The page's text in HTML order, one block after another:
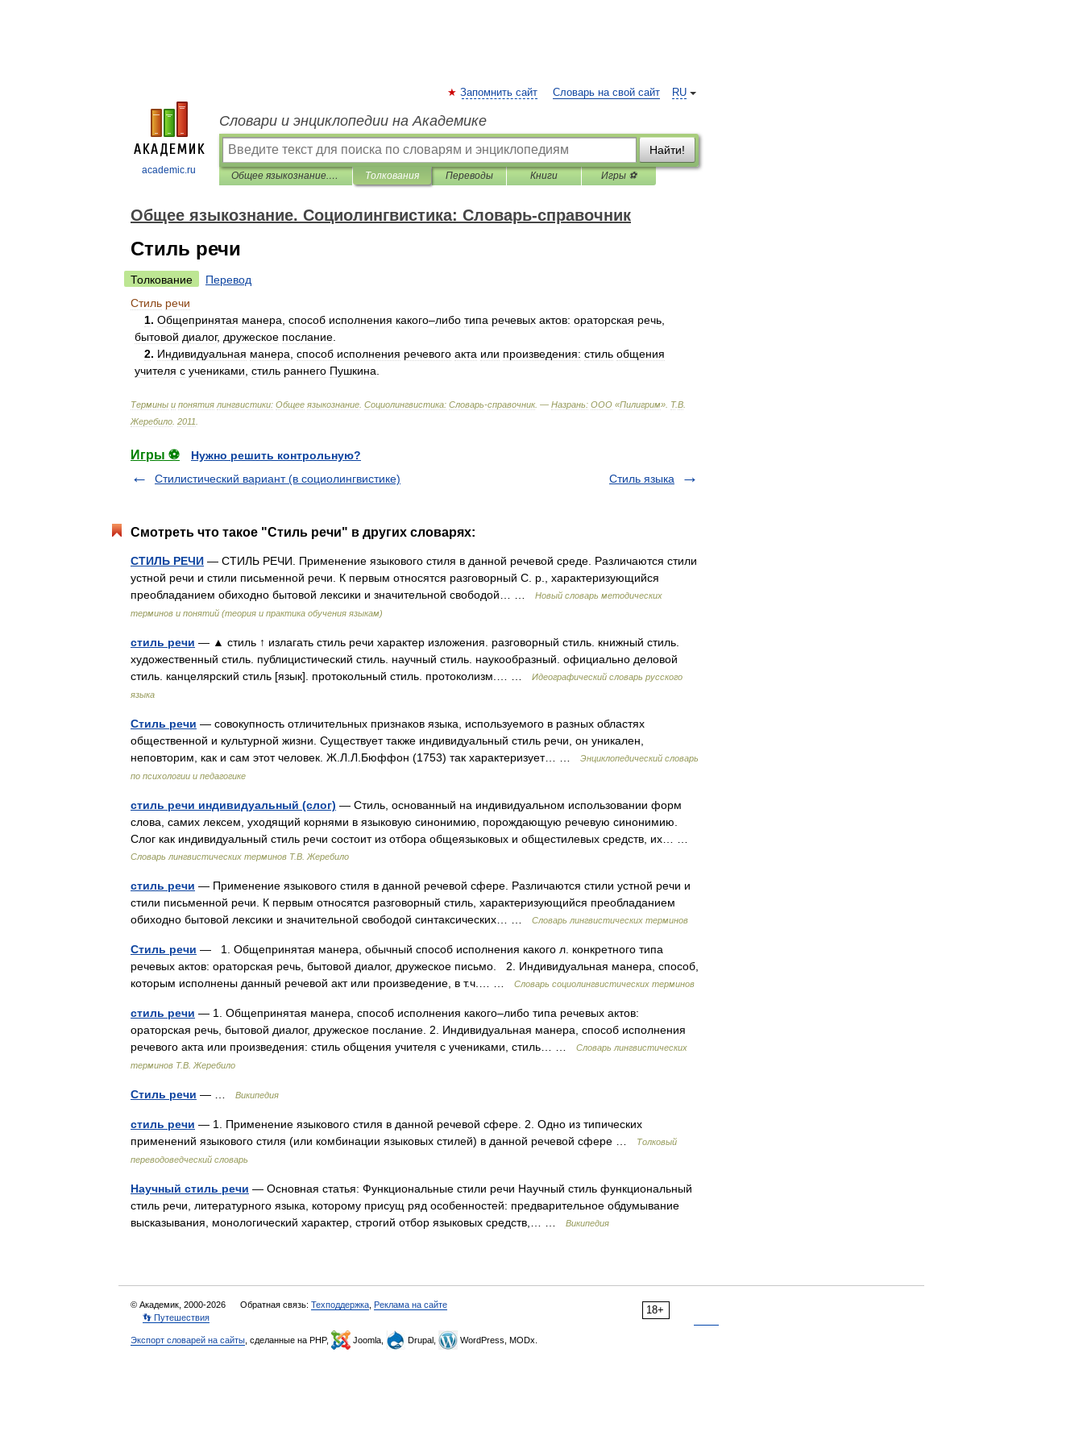
academic.ru
RU
Запомнить сайт Словарь на свой сайт
Словари и энциклопедии на Академике
Найти!
Общее языкознание. Социолингвистика: Словарь-справочник Толкования Переводы Книги Игры ⚽
Общее языкознание. Социолингвистика: Словарь-справочник
Стиль речи
Толкование
Перевод
Стиль речи
1. Общепринятая манера способ исполнения какого–либо типа речевых актов: ораторская речь
бытовой диалог, дружеское послание
2. Индивидуальная манера способ исполнения речевого акта или произведения: стиль общения
учителя с учениками стиль раннего Пушкина
Термины и понятия лингвистики: Общее языкознание Социолингвистика: Словарь-справочник. — Назрань: ООО «Пилигрим» Т.В
Жеребило 2011
Игры ⚽
Нужно решить контрольную?
Стилистический вариант (в социолингвистике)
Стиль языка
Смотреть что такое "Стиль речи" в других словарях:
СТИЛЬ РЕЧИ — СТИЛЬ РЕЧИ. Применение языкового стиля в данной речевой среде. Различаются стили
устной речи и стили письменной речи. К первым относятся разговорный С. р., характеризующийся
преобладанием обиходно бытовой лексики и значительной свободой… …
Новый словарь методических
терминов и понятий (теория и практика обучения языкам)
стиль речи — ▲ стиль ↑ излагать стиль речи характер изложения. разговорный стиль. книжный стиль.
художественный стиль. публицистический стиль. научный стиль. наукообразный. официально деловой
стиль. канцелярский стиль [язык]. протокольный стиль. протоколизм.… …
Идеографический словарь русского
языка
Стиль речи — совокупность отличительных признаков языка, используемого в разных областях
общественной и культурной жизни. Существует также индивидуальный стиль речи, он уникален,
неповторим, как и сам этот человек. Ж.Л.Л.Бюффон (1753) так характеризует… …
Энциклопедический словарь
по психологии и педагогике
стиль речи индивидуальный (слог) — Стиль, основанный на индивидуальном использовании форм
слова, самих лексем, уходящий корнями в языковую синонимию, порождающую речевую синонимию.
Слог как индивидуальный стиль речи состоит из отбора общеязыковых и общестилевых средств, их… …
Словарь лингвистических терминов Т.В. Жеребило
стиль речи — Применение языкового стиля в данной речевой сфере. Различаются стили устной речи и
стили письменной речи. К первым относятся разговорный стиль, характеризующийся преобладанием
обиходно бытовой лексики и значительной свободой синтаксических… …
Словарь лингвистических терминов
Стиль речи — 1. Общепринятая манера, обычный способ исполнения какого л. конкретного типа
речевых актов: ораторская речь, бытовой диалог, дружеское письмо. 2. Индивидуальная манера, способ,
которым исполнены данный речевой акт или произведение, в т.ч.… …
Словарь социолингвистических терминов
стиль речи — 1. Общепринятая манера, способ исполнения какого–либо типа речевых актов:
ораторская речь, бытовой диалог, дружеское послание. 2. Индивидуальная манера, способ исполнения
речевого акта или произведения: стиль общения учителя с учениками, стиль… …
Словарь лингвистических
терминов Т.В. Жеребило
Стиль речи — … Википедия
стиль речи — 1. Применение языкового стиля в данной речевой сфере. 2. Одно из типических
применений языкового стиля (или комбинации языковых стилей) в данной речевой сфере …
Толковый
переводоведческий словарь
Научный стиль речи — Основная статья: Функциональные стили речи Научный стиль функциональный
стиль речи, литературного языка, которому присущ ряд особенностей: предварительное обдумывание
высказывания, монологический характер, строгий отбор языковых средств,… …
Википедия
18+
© Академик, 2000-2026 Обратная связь: Техподдержка Реклама на сайте
👣 Путешествия
Экспорт словарей на сайты , сделанные на PHP, Joomla, Drupal, WordPress, MODx.